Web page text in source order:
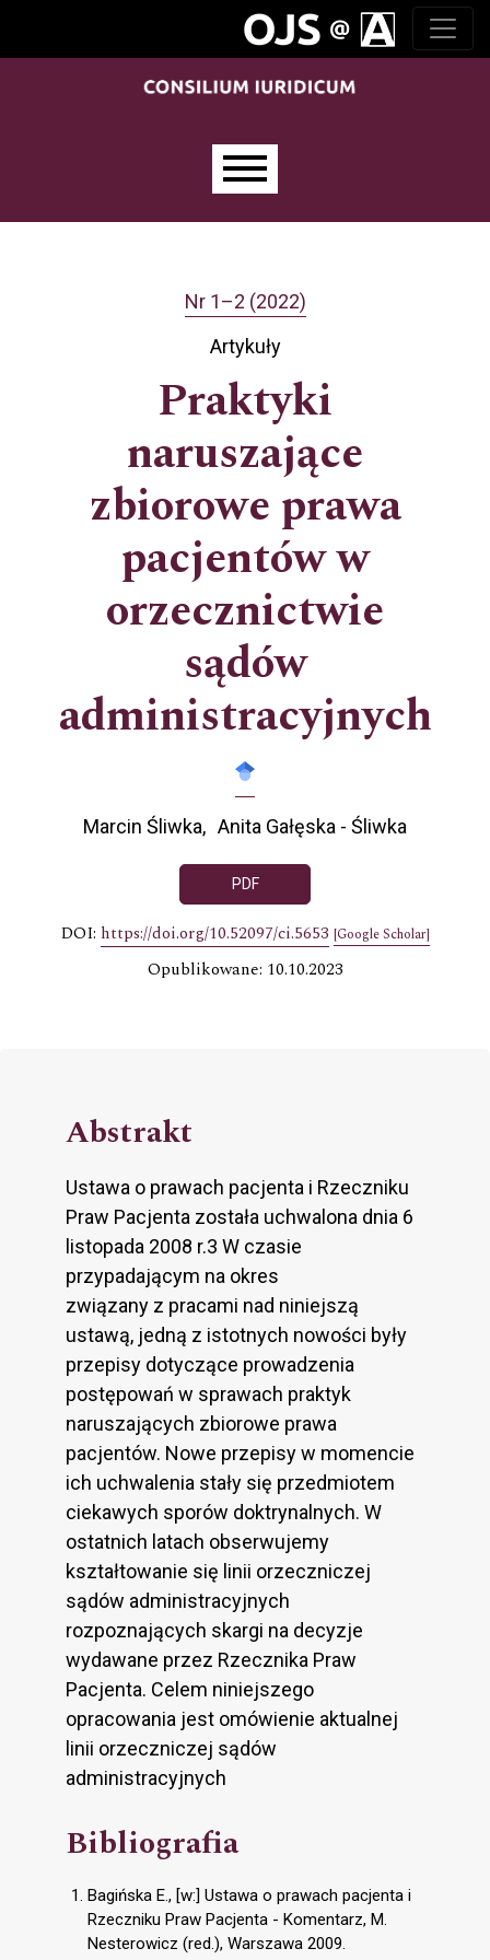
Nr 1–2 (2022)
Artykuły
Praktyki
naruszające
zbiorowe prawa
pacjentów w
orzecznictwie
sądów
administracyjnych
Marcin Śliwka Anita Gałęska - Śliwka
PDF
DOI: https://doi.org/10.52097/ci.5653 [Google Scholar]
Opublikowane: 10.10.2023
Abstrakt
Ustawa o prawach pacjenta i Rzeczniku
Praw Pacjenta została uchwalona dnia 6
listopada 2008 r.3 W czasie
przypadającym na okres
związany z pracami nad niniejszą
ustawą, jedną z istotnych nowości były
przepisy dotyczące prowadzenia
postępowań w sprawach praktyk
naruszających zbiorowe prawa
pacjentów. Nowe przepisy w momencie
ich uchwalenia stały się przedmiotem
ciekawych sporów doktrynalnych. W
ostatnich latach obserwujemy
kształtowanie się linii orzeczniczej
sądów administracyjnych
rozpoznających skargi na decyzje
wydawane przez Rzecznika Praw
Pacjenta. Celem niniejszego
opracowania jest omówienie aktualnej
linii orzeczniczej sądów
administracyjnych
Bibliografia
Bagińska E., [w:] Ustawa o prawach pacjenta i
Rzeczniku Praw Pacjenta - Komentarz, M.
Nesterowicz (red.), Warszawa 2009.